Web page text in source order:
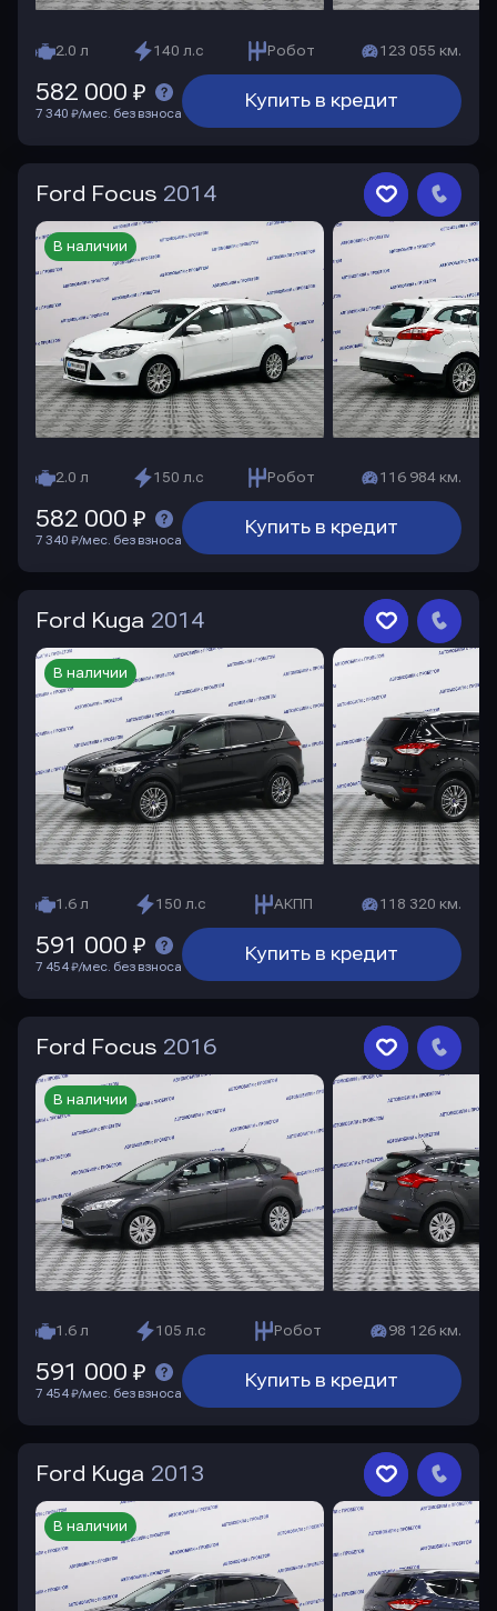
2.0 л 140 л.с Робот 123 055 км.
Купить в кредит
582 000 ₽
7 340 ₽/мес. без взноса
Ford Focus 2014
2.0 л 150 л.с Робот 116 984 км.
В наличии
Купить в кредит
582 000 ₽
7 340 ₽/мес. без взноса
Ford Kuga 2014
1.6 л 150 л.с АКПП 118 320 км.
В наличии
Купить в кредит
591 000 ₽
7 454 ₽/мес. без взноса
Ford Focus 2016
1.6 л 105 л.с Робот 98 126 км.
В наличии
Купить в кредит
591 000 ₽
7 454 ₽/мес. без взноса
Ford Kuga 2013
В наличии